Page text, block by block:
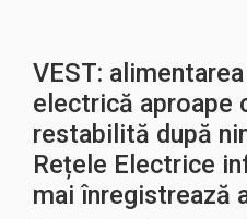
VEST:
electrică aproape
restabilită după
Rețele Electrice
mai înregistrează